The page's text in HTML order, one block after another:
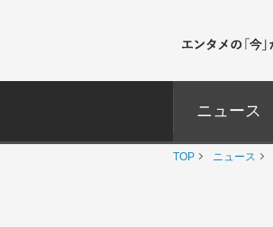
ニュース
TOP ニュース